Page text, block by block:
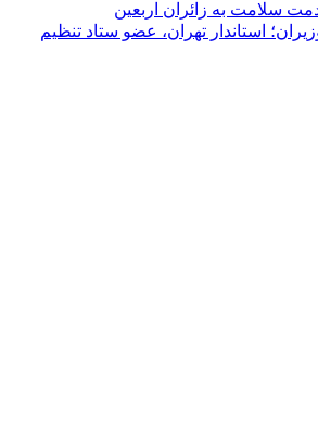
استاندار تهران، عضو ستاد تنظیم